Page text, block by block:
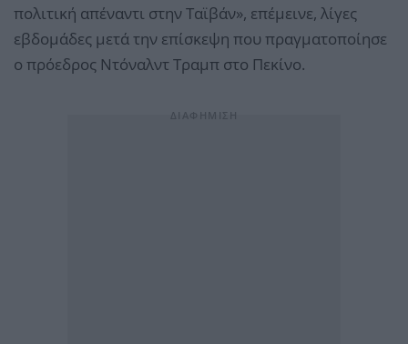
πολιτική απέναντι στην Ταϊβάν», επέμεινε, λίγες
εβδομάδες μετά την επίσκεψη που πραγματοποίησε
ο πρόεδρος Ντόναλντ Τραμπ στο Πεκίνο.